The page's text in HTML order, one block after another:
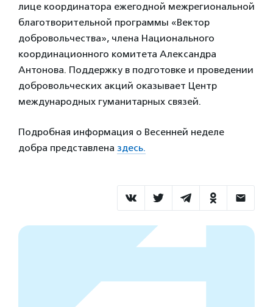
лице координатора ежегодной межрегиональной
благотворительной программы «Вектор
добровольчества», члена Национального
координационного комитета Александра
Антонова. Поддержку в подготовке и проведении
добровольческих акций оказывает Центр
международных гуманитарных связей.
Подробная информация о Весенней неделе
добра представлена здесь.